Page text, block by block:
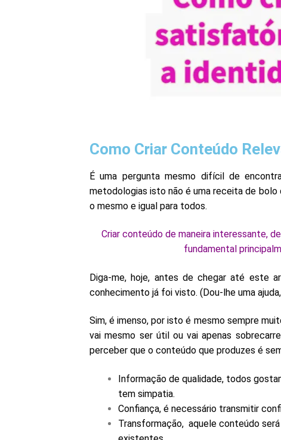
Como Criar Conteúdo
É uma pergunta mesmo difícil de
metodologias isto não é uma receita de bolo
o mesmo e igual para todos.
Criar conteúdo de maneira interessante,
fundamental
Diga-me, hoje, antes de chegar até este
conhecimento já foi visto. (Dou-lhe uma
Sim, é imenso, por isto é mesmo sempre
vai mesmo ser útil ou vai apenas
perceber que o conteúdo que produzes é
Informação de qualidade, todos
tem simpatia.
Confiança, é necessário transmitir
Transformação, aquele conteúdo